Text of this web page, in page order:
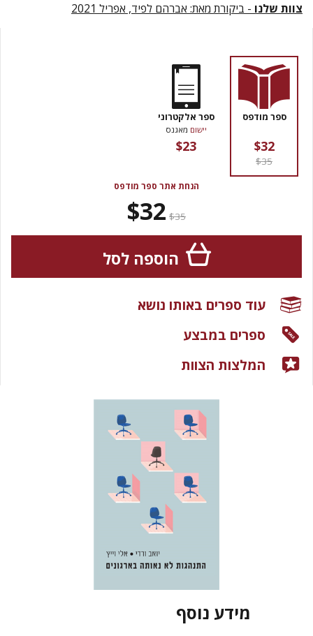
מידע נוסף
צוות שלנו - ביקורת מאת: אברהם לפיד, אפריל 2021
ספר מודפס
$32
$35
ספר אלקטרוני
יישום מאגנס
$23
הנחת אתר ספר מודפס
$35
$32
הוספה לסל
עוד ספרים באותו נושא
ספרים במבצע
המלצות הצוות